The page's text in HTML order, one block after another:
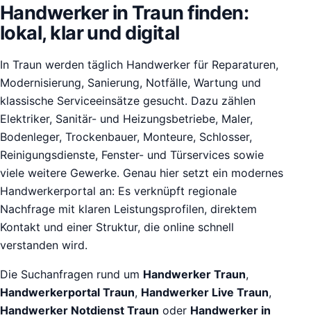
Handwerker in Traun finden:
lokal, klar und digital
In Traun werden täglich Handwerker für Reparaturen,
Modernisierung, Sanierung, Notfälle, Wartung und
klassische Serviceeinsätze gesucht. Dazu zählen
Elektriker, Sanitär- und Heizungsbetriebe, Maler,
Bodenleger, Trockenbauer, Monteure, Schlosser,
Reinigungsdienste, Fenster- und Türservices sowie
viele weitere Gewerke. Genau hier setzt ein modernes
Handwerkerportal an: Es verknüpft regionale
Nachfrage mit klaren Leistungsprofilen, direktem
Kontakt und einer Struktur, die online schnell
verstanden wird.
Die Suchanfragen rund um Handwerker Traun,
Handwerkerportal Traun, Handwerker Live Traun,
Handwerker Notdienst Traun oder Handwerker in